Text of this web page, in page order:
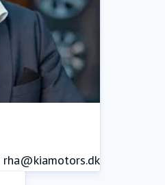
rha@kiamotors.dk